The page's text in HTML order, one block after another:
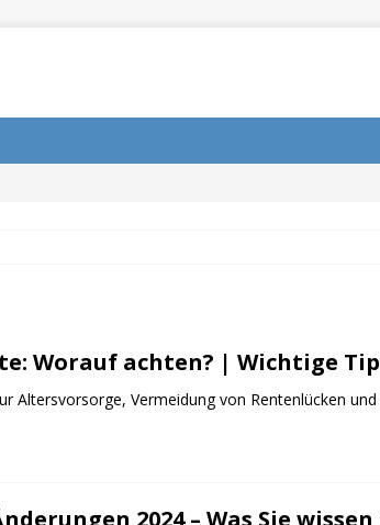
Worauf achten? | Wichtige
Altersvorsorge, Vermeidung von Rentenlücken
2024 – Was Sie wissen